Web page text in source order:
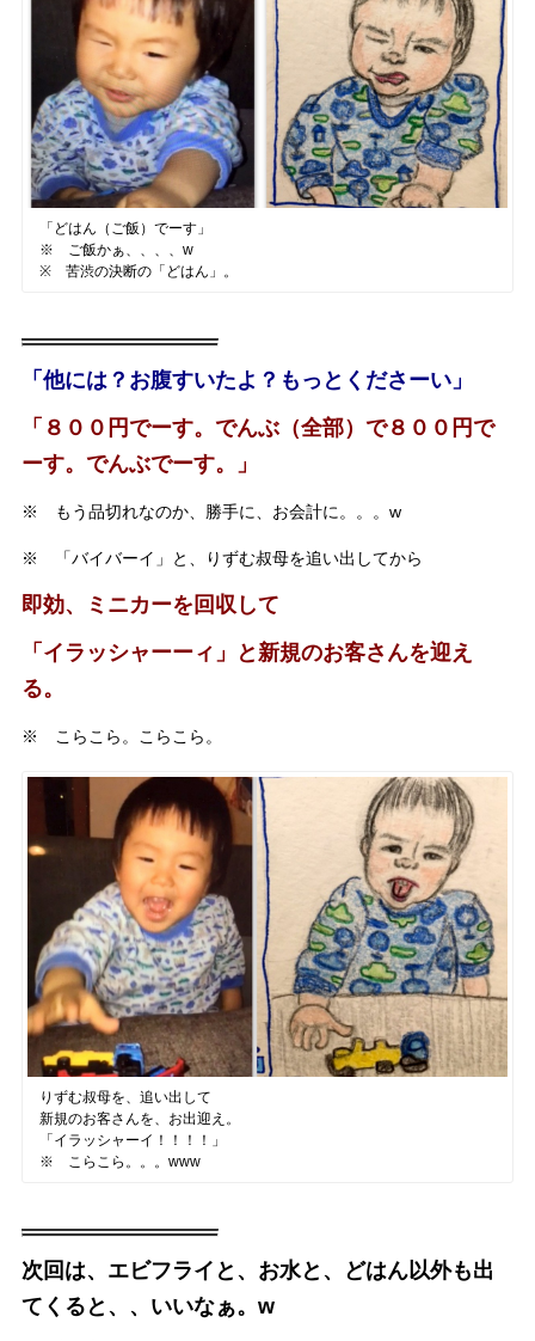
「どはん（ご飯）でーす」
※ ご飯かぁ、、、、w
※ 苦渋の決断の「どはん」。
「他には？お腹すいたよ？もっとくださーい」
「８００円でーす。でんぶ（全部）で８００円で
ーす。でんぶでーす。」
※ もう品切れなのか、勝手に、お会計に。。。w
※ 「バイバーイ」と、りずむ叔母を追い出してから
即効、ミニカーを回収して
「イラッシャーーィ」と新規のお客さんを迎え
る。
※ こらこら。こらこら。
りずむ叔母を、追い出して
新規のお客さんを、お出迎え。
「イラッシャーイ！！！！」
※ こらこら。。。www
次回は、エビフライと、お水と、どはん以外も出
てくると、、いいなぁ。w